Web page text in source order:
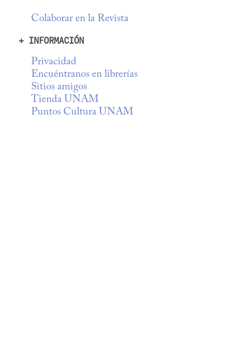
Colaborar en la Revista
+ INFORMACIÓN
Privacidad
Encuéntranos en librerías
Sitios amigos
Tienda UNAM
Puntos Cultura UNAM